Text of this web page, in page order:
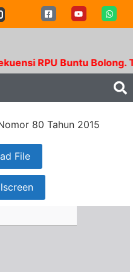
RPU Buntu
80 Tahun 2015
File